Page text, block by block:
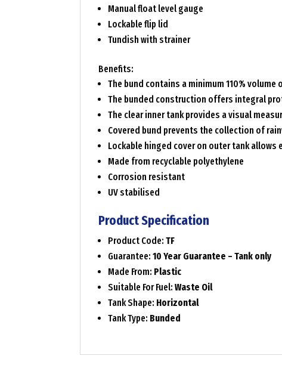
Manual float level gauge
Lockable flip lid
Tundish with strainer
Benefits:
The bund contains a minimum 110% volume
The bunded construction offers integral
The clear inner tank provides a visual
Covered bund prevents the collection of
Lockable hinged cover on outer tank allows
Made from recyclable polyethylene
Corrosion resistant
UV stabilised
Product Specification
Product Code:TF
Guarantee:10 Year Guarantee – Tank only
Made From: Plastic
Suitable For Fuel:Waste Oil
Tank Shape: Horizontal
Tank Type: Bunded